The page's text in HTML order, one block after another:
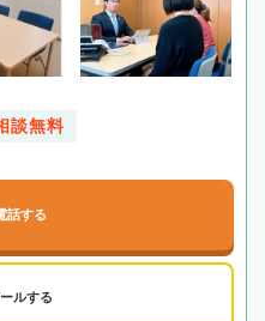
談無料
話する
ルする